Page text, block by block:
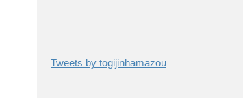
Tweets by togijinhamazou